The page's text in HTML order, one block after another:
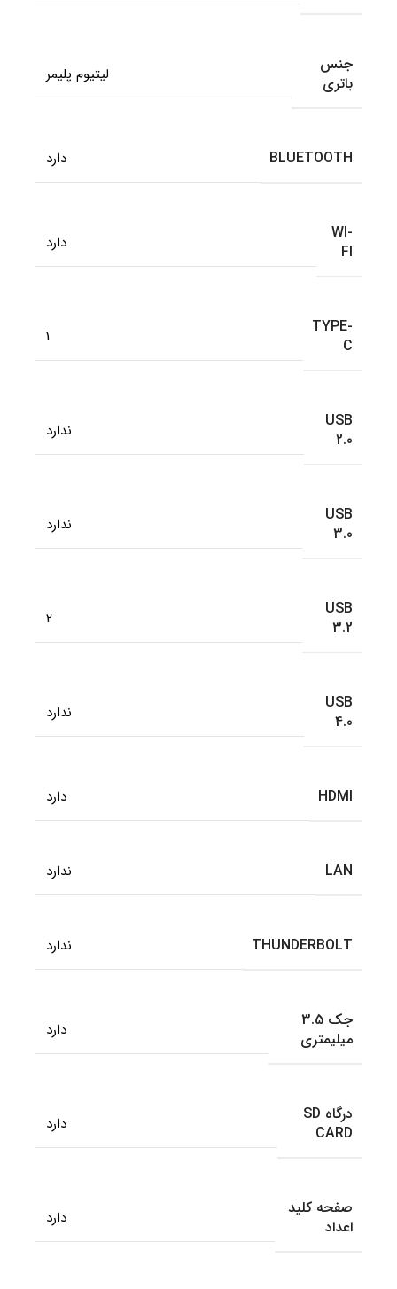
جنس
باتری
لیتیوم پلیمر
BLUETOOTH دارد
WI-
FI
دارد
TYPE-
C
1
USB
2.0
ندارد
USB
3.0
ندارد
USB
3.2
2
USB
4.0
ندارد
HDMI دارد
LAN ندارد
THUNDERBOLT ندارد
جک 3.5
میلیمتری
دارد
درگاه SD
CARD
دارد
صفحه کلید
اعداد
دارد